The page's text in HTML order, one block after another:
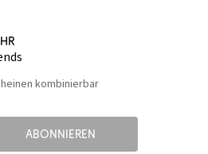
kombinierbar
ABONNIEREN